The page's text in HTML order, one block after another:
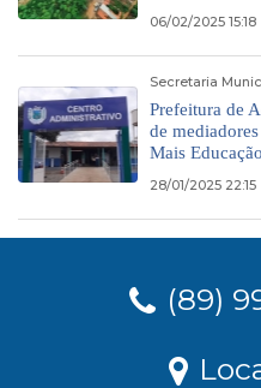
06/02/2025 15:18
Secretaria
Prefeitura de
de
Mais Educação
28/01/2025 22:15
(89)